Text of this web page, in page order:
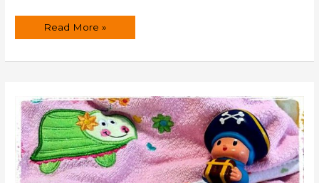
Receta
embellecer,
el
busto
o
pecho.
Read More »